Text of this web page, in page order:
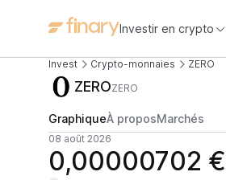
Investir en crypto
Invest Crypto-monnaies ZERO
ZEROZERO
GraphiqueÀ proposMarchés
08 août 2026
0,00000702 €